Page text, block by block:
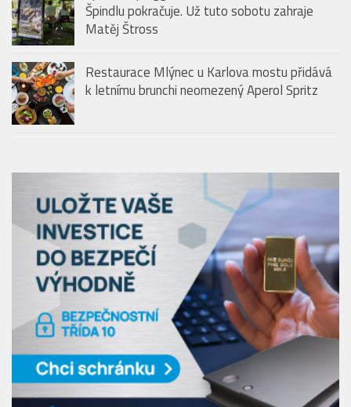
Špindlu pokračuje. Už tuto sobotu zahraje
Matěj Štross
Restaurace Mlýnec u Karlova mostu přidává
k letnímu brunchi neomezený Aperol Spritz